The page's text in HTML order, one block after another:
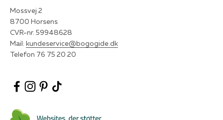
Mossvej 2
8700 Horsens
CVR-nr. 59948628
Mail: kundeservice@bogogide.dk
Telefon 76 75 20 20